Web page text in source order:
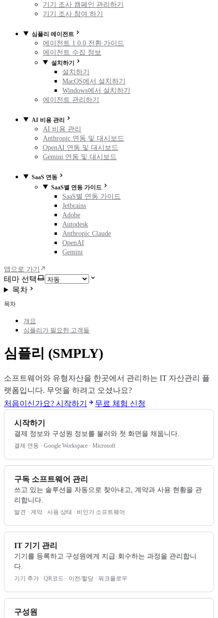
기기 조사 캠페인 관리하기
기기 조사 참여 하기
심플리 에이전트
에이전트 1.0.0 전환 가이드
에이전트 수집 정보
설치하기
설치하기
MacOS에서 설치하기
Windows에서 설치하기
에이전트 관리하기
AI 비용 관리
AI 비용 관리
Anthropic 연동 및 대시보드
OpenAI 연동 및 대시보드
Gemini 연동 및 대시보드
SaaS 연동
SaaS별 연동 가이드
SaaS별 연동 가이드
Jetbrains
Adobe
Autodesk
Anthropic Claude
OpenAI
Gemini
앱으로 가기
테마 선택
목차
목차
개요
심플리가 필요한 고객들
심플리 (SMPLY)
소프트웨어와 유형자산을 한곳에서 관리하는 IT 자산관리 플
랫폼입니다. 무엇을 하려고 오셨나요?
처음이신가요? 시작하기
무료 체험 신청
시작하기
결제 정보와 구성원 정보를 불러와 첫 화면을 채웁니다.
결제 연동 · Google Workspace · Microsoft
구독 소프트웨어 관리
쓰고 있는 솔루션을 자동으로 찾아내고, 계약과 사용 현황을 관
리합니다.
발견 · 계약 · 사용 상태 · 비인가 소프트웨어
IT 기기 관리
기기를 등록하고 구성원에게 지급·회수하는 과정을 관리합니
다.
기기 추가 · QR코드 · 이전/할당 · 워크플로우
구성원